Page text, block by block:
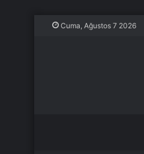
Cuma, Ağustos 7 2026